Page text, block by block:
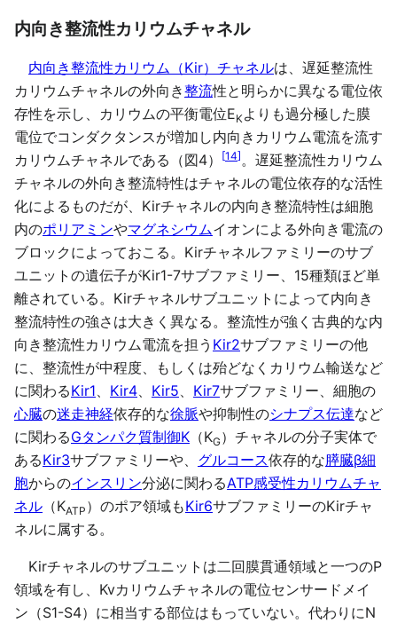
内向き整流性カリウムチャネル
内向き整流性カリウム（Kir）チャネルは、遅延整流性
カリウムチャネルの外向き整流性と明らかに異なる電位依
存性を示し、カリウムの平衡電位EKよりも過分極した膜
電位でコンダクタンスが増加し内向きカリウム電流を流す
カリウムチャネルである（図4）
[14]。遅延整流性カリウム
チャネルの外向き整流特性はチャネルの電位依存的な活性
化によるものだが、Kirチャネルの内向き整流特性は細胞
内のポリアミンやマグネシウムイオンによる外向き電流の
ブロックによっておこる。Kirチャネルファミリーのサブ
ユニットの遺伝子がKir1-7サブファミリー、15種類ほど単
離されている。Kirチャネルサブユニットによって内向き
整流特性の強さは大きく異なる。整流性が強く古典的な内
向き整流性カリウム電流を担う Kir2サブファミリーの他
に、整流性が中程度、もしくは殆どなくカリウム輸送など
に関わるKir1、 Kir4、 Kir5、 Kir7サブファミリー、細胞の
心臓の迷走神経依存的な徐脈や抑制性のシナプス伝達など
に関わるGタンパク質制御K （KG）チャネルの分子実体で
あるKir3サブファミリーや、 グルコース依存的な膵臓β細
胞からのインスリン分泌に関わるATP感受性カリウムチャ
ネル （KATP ）のポア領域もKir6サブファミリーのKirチャ
ネルに属する。
Kirチャネルのサブユニットは二回膜貫通領域と一つのP
領域を有し、Kvカリウムチャネルの電位センサードメイ
ン（S1-S4）に相当する部位はもっていない。代わりにN